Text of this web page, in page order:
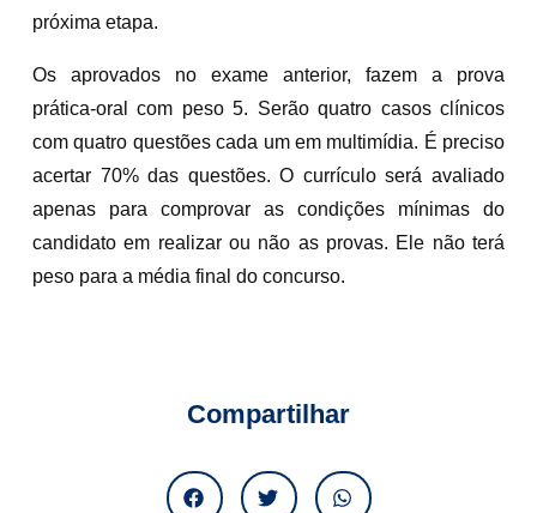
próxima etapa.
Os aprovados no exame anterior, fazem a prova
prática-oral com peso 5. Serão quatro casos clínicos
com quatro questões cada um em multimídia. É preciso
acertar 70% das questões. O currículo será avaliado
apenas para comprovar as condições mínimas do
candidato em realizar ou não as provas. Ele não terá
peso para a média final do concurso.
Compartilhar